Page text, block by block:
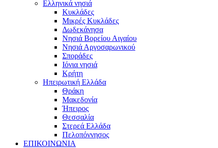
Ελληνικά νησιά
Κυκλάδες
Μικρές Κυκλάδες
Δωδεκάνησα
Νησιά Βορείου Αιγαίου
Νησιά Αργοσαρωνικού
Σποράδες
Ιόνια νησιά
Κρήτη
Ηπειρωτική Ελλάδα
Θράκη
Μακεδονία
Ήπειρος
Θεσσαλία
Στερεά Ελλάδα
Πελοπόννησος
ΕΠΙΚΟΙΝΩΝΙΑ